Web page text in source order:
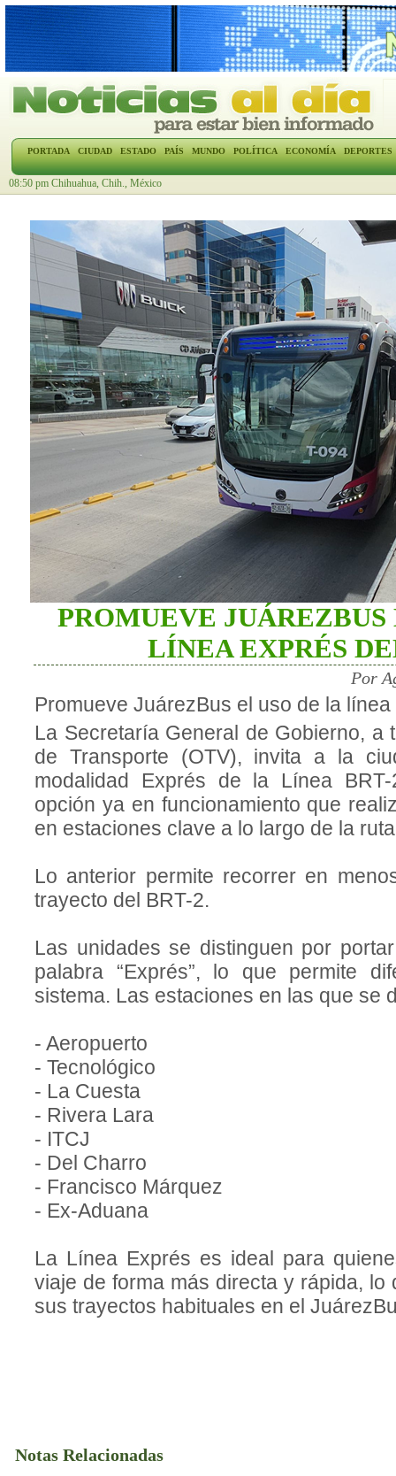
PORTADA CIUDAD ESTADO PAÍS MUNDO POLÍTICA ECONOMÍA DEPORTES
08:50 pm Chihuahua, Chih., México
PROMUEVE
LÍNEA EXPRÉS
Por
Promueve JuárezBus el uso de la
La Secretaría General de Gobierno, a
de Transporte (OTV), invita a la
modalidad Exprés de la Línea
opción ya en funcionamiento que
en estaciones clave a lo largo de la
Lo anterior permite recorrer en
trayecto del BRT-2.
Las unidades se distinguen por
palabra “Exprés”, lo que permite
sistema. Las estaciones en las que se
- Aeropuerto
- Tecnológico
- La Cuesta
- Rivera Lara
- ITCJ
- Del Charro
- Francisco Márquez
- Ex-Aduana
La Línea Exprés es ideal para
viaje de forma más directa y rápida, lo
sus trayectos habituales en el
Notas Relacionadas